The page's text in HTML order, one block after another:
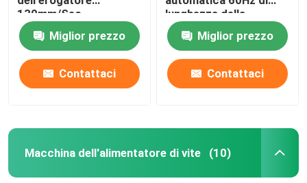
130mm/Sec
dell'etichetta per gli
autoadesivi trasparenti
Miglior prezzo
Contattaci
lunghezza della
sbucciatrice
dell'etichetta 300mm
Miglior prezzo
Contattaci
Macchina dell'alimentatore di vite (10)